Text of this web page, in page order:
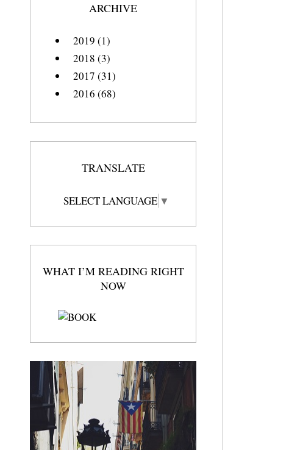
ARCHIVE
2019 (1)
2018 (3)
2017 (31)
2016 (68)
TRANSLATE
SELECT LANGUAGE ▼
WHAT I’M READING RIGHT
NOW